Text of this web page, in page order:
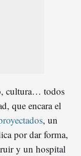
cultura… todos
que encara el
, un
por dar forma,
y un hospital